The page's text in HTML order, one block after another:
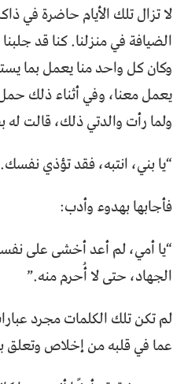
لا تزال تلك الأيام حاضرة في
الضيافة في منزلنا. كنا قد
وكان كل واحد منا يعمل بما
يعمل معنا، وفي أثناء ذلك
ولما رأت والدتي ذلك، قالت له
“يا بني، انتبه، فقد تؤذي
فأجابها بهدوء وأدب:
“يا أمي، لم أعد أخشى على
الجهاد، حتى لا أُحرم منه.”
لم تكن تلك الكلمات مجرد
عما في قلبه من إخلاص وتعلق